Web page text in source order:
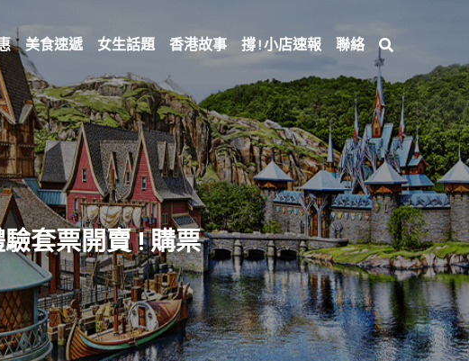
美食速遞 女生話題 香港故事 撐 ! 小店速報 聯絡
套票開賣 ! 購票